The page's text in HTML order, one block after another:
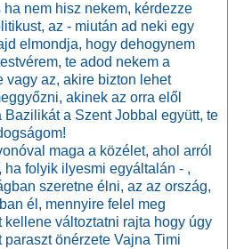
nem hisz nekem, kérdezze
az - miután ad neki egy
elmondja, hogy dehogynem
te adod nekem a
vagy az, akire bizton lehet
akinek az orra elől
a Szent Jobbal együtt, te
maga a közélet, ahol arról
ha folyik ilyesmi egyáltalán - ,
szeretne élni, az az ország,
él, mennyire felel meg
változtatni rajta hogy úgy
önérzete Vajna Timi